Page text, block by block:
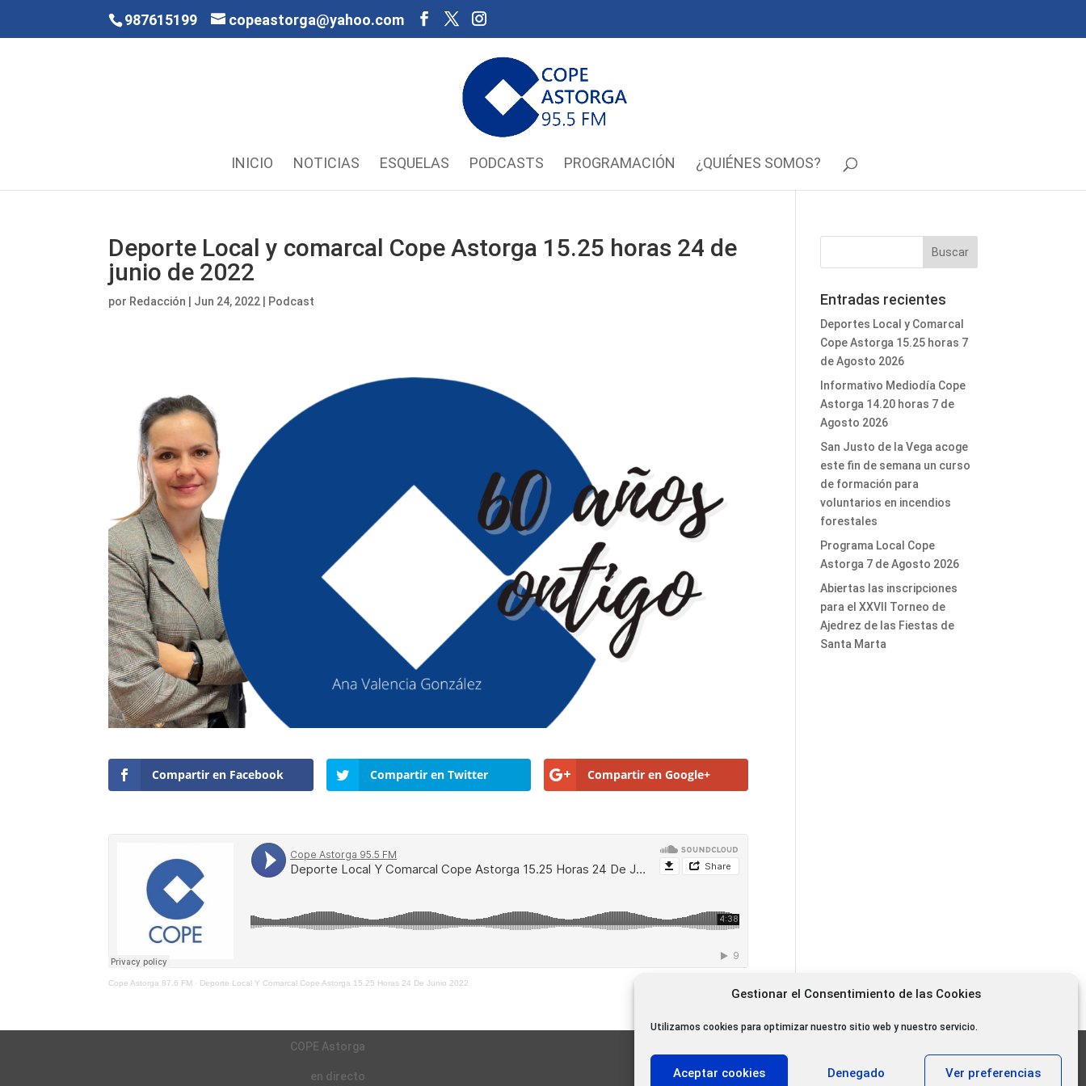
Gestionar el Consentimiento de las Cookies
Utilizamos cookies para optimizar nuestro sitio web y nuestro servicio.
Aceptar cookies Denegado Ver preferencias
987615199 copeastorga@yahoo.com
INICIO NOTICIAS ESQUELAS PODCASTS PROGRAMACIÓN ¿QUIÉNES SOMOS?
Deporte Local y comarcal Cope Astorga 15.25 horas 24 de
junio de 2022
por Redacción Jun 24, 2022 Podcast
Compartir en Facebook Compartir en Twitter Compartir en Google+
Cope Astorga 87.6 FM · Deporte Local Y Comarcal Cope Astorga 15.25 Horas 24 De Junio 2022
Entradas recientes
Deportes Local y Comarcal
Cope Astorga 15.25 horas 7
de Agosto 2026
Informativo Mediodía Cope
Astorga 14.20 horas 7 de
Agosto 2026
San Justo de la Vega acoge
este fin de semana un curso
de formación para
voluntarios en incendios
forestales
Programa Local Cope
Astorga 7 de Agosto 2026
Abiertas las inscripciones
para el XXVII Torneo de
Ajedrez de las Fiestas de
Santa Marta
COPE Astorga
en directo 11.000 Gracias